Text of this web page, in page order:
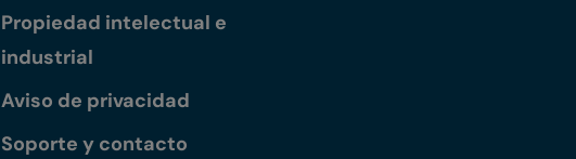
Propiedad intelectual e
industrial
Aviso de privacidad
Soporte y contacto